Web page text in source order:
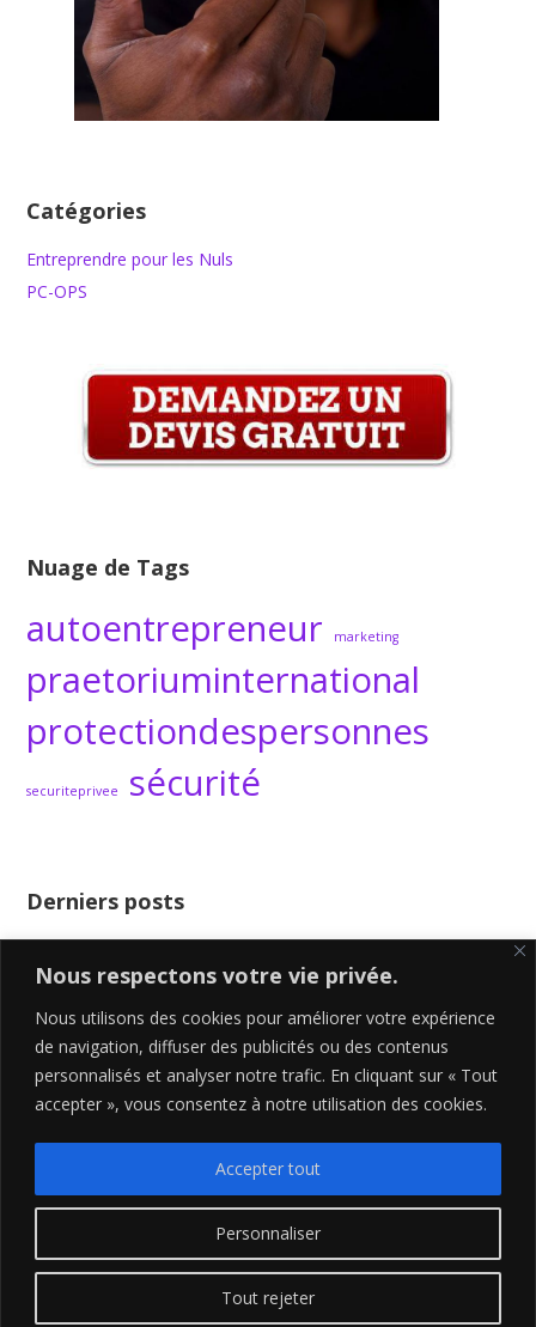
Nous respectons votre vie privée.
Nous utilisons des cookies pour améliorer votre expérience
de navigation, diffuser des publicités ou des contenus
personnalisés et analyser notre trafic. En cliquant sur « Tout
accepter », vous consentez à notre utilisation des cookies.
Personnaliser
Tout rejeter
Accepter tout
Catégories
Entreprendre pour les Nuls
PC-OPS
Nuage de Tags
autoentrepreneur marketing
praetoriuminternational
protectiondespersonnes
securiteprivee sécurité
Derniers posts
Happy New Year 2024
Créer ou se lancer sans réseau sociaux ?
Les 4 erreurs majeurs des grands
Pourquoi devenir son propre Boss ?
© 2026 . Bento theme by Satori